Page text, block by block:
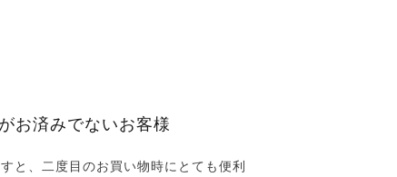
お済みでないお客様
と、二度目のお買い物時にとても便利